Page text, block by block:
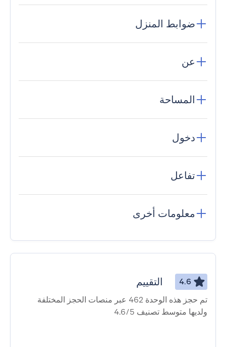
ضوابط المنزل
عن
المساحة
دخول
تفاعل
معلومات أخرى
4.6 التقييم
تم حجز هذه الوحدة 462 عبر منصات الحجز المختلفة
ولديها متوسط ​​تصنيف 4.6/5